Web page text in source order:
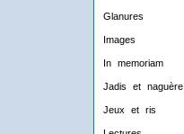
Glanures
Images
In memoriam
Jadis et naguère
Jeux et ris